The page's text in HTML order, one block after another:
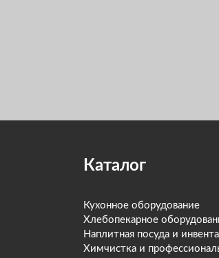
Каталог
Кухонное оборудование
Хлебопекарное
Наплитная посуда и
Химчистка и